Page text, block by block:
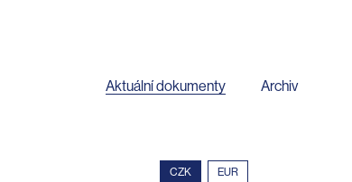
Aktuální dokumenty Archiv
CZK EUR